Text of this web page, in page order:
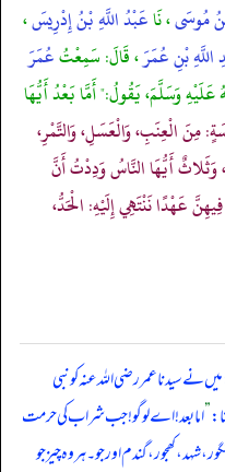
مُوسَى، نَاعَبْدُ اللَّهِ بْنُ إِدْرِيسَ،
اللَّهِ بْنِ عُمَرَ، قَالَ: سَمِعْتُعُمَرَ
عَلَيْهِ وَسَلَّمَ، يَقُولُ:" أَمَّا بَعْدُ أَيُّهَا
مِنَ الْعِنَبِ، وَالْعَسَلِ، وَالتَّمْرِ،
وَثَلاثٌ أَيُّهَا النَّاسُ وَدِدْتُ أَنَّ
عَهْدًا نَنْتَهِي إِلَيْهِ: الْحَدُّ،
نے سیدنا عمر رضی اللہ عنہ کو نبی
”اما بعد! اے لوگو! جب شراب کی حرمت
شہد، کھجور، گندم اور جو۔ ہر وہ چیز جو